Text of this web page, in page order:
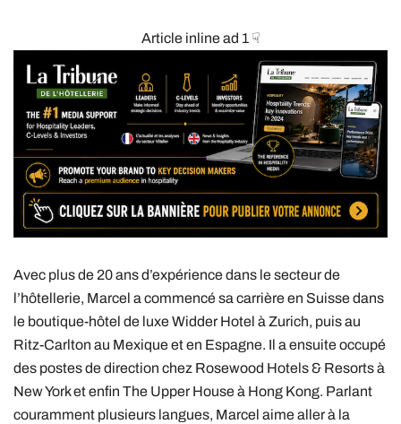
Article inline ad 1 ☟
Avec plus de 20 ans d’expérience dans le secteur de
l’hôtellerie, Marcel a commencé sa carrière en Suisse dans
le boutique-hôtel de luxe Widder Hotel à Zurich, puis au
Ritz-Carlton au Mexique et en Espagne. Il a ensuite occupé
des postes de direction chez Rosewood Hotels & Resorts à
New York et enfin The Upper House à Hong Kong. Parlant
couramment plusieurs langues, Marcel aime aller à la